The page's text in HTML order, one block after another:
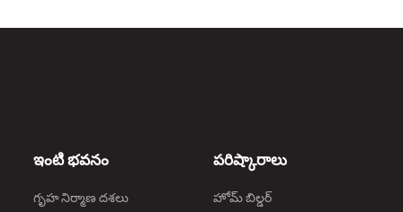
ఇంటి భవనం
గృహ నిర్మాణ దశలు
పరిష్కారాలు
హోమ్ బిల్డర్